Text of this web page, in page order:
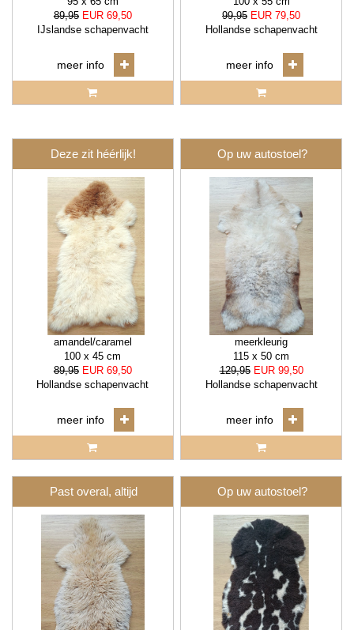
89,95 EUR 69,50
IJslandse schapenvacht
meer info
99,95 EUR 79,50
Hollandse schapenvacht
meer info
Deze zit héérlijk!
amandel/caramel
100 x 45 cm
89,95 EUR 69,50
Hollandse schapenvacht
meer info
Op uw autostoel?
meerkleurig
115 x 50 cm
129,95 EUR 99,50
Hollandse schapenvacht
meer info
Past overal, altijd Op uw autostoel?